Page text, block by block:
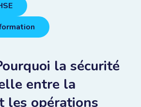
la sécurité
entre la
les opérations